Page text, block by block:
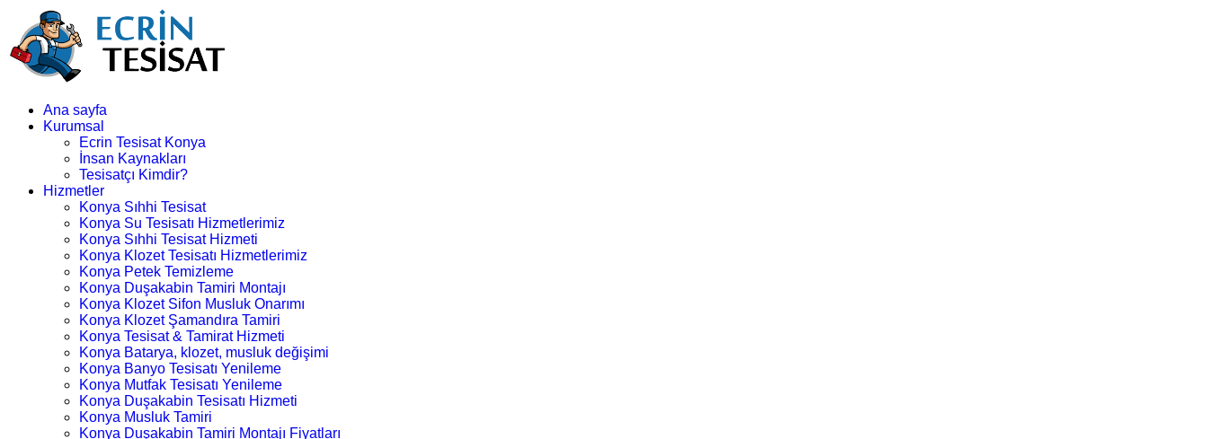
Ana sayfa
Kurumsal
Ecrin Tesisat Konya
İnsan Kaynakları
Tesisatçı Kimdir?
Hizmetler
Konya Sıhhi Tesisat
Konya Su Tesisatı Hizmetlerimiz
Konya Sıhhi Tesisat Hizmeti
Konya Klozet Tesisatı Hizmetlerimiz
Konya Petek Temizleme
Konya Duşakabin Tamiri Montajı
Konya Klozet Sifon Musluk Onarımı
Konya Klozet Şamandıra Tamiri
Konya Tesisat & Tamirat Hizmeti
Konya Batarya, klozet, musluk değişimi
Konya Banyo Tesisatı Yenileme
Konya Mutfak Tesisatı Yenileme
Konya Duşakabin Tesisatı Hizmeti
Konya Musluk Tamiri
Konya Duşakabin Tamiri Montajı Fiyatları